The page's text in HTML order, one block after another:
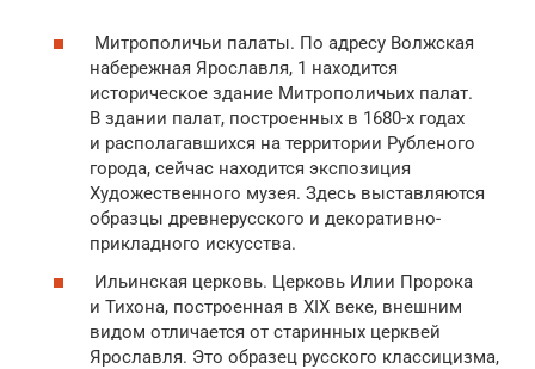
Митрополичьи палаты. По адресу Волжская
набережная Ярославля, 1 находится
историческое здание Митрополичьих палат.
В здании палат, построенных в 1680-х годах
и располагавшихся на территории Рубленого
города, сейчас находится экспозиция
Художественного музея. Здесь выставляются
образцы древнерусского и декоративно-
прикладного искусства.
Ильинская церковь. Церковь Илии Пророка
и Тихона, построенная в XIX веке, внешним
видом отличается от старинных церквей
Ярославля. Это образец русского классицизма,